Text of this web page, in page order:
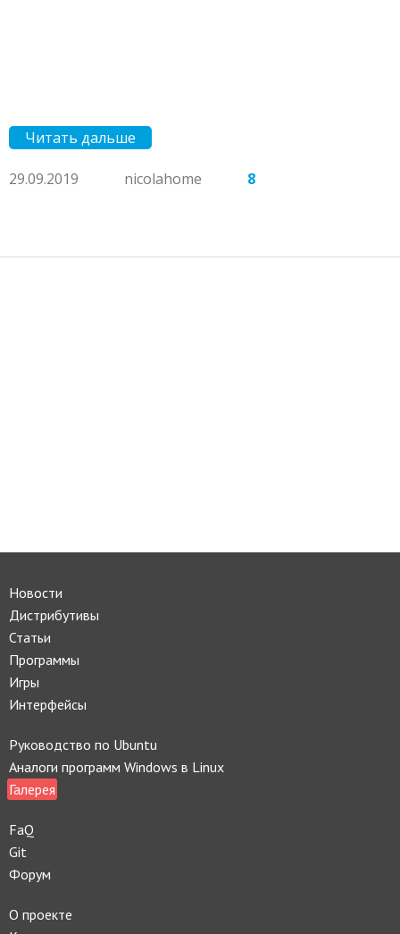
Читать дальше
29.09.2019 nicolahome 8
Новости
Дистрибутивы
Статьи
Программы
Игры
Интерфейсы
Руководство по Ubuntu
Аналоги программ Windows в Linux
Галерея
FaQ
Git
Форум
О проекте